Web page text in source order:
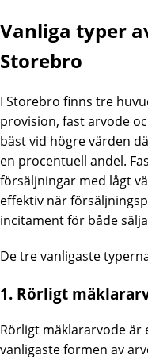
Vanliga typer
Storebro
I Storebro finns tre
provision, fast arvode
bäst vid högre värden
en procentuell andel.
försäljningar med lågt
effektiv när
incitament för både
De tre vanligaste
1. Rörligt
Rörligt mäklararvode är
vanligaste formen av